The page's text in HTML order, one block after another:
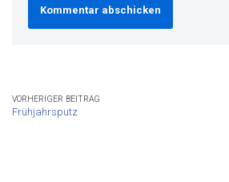
VORHERIGER BEITRAG
Frühjahrsputz